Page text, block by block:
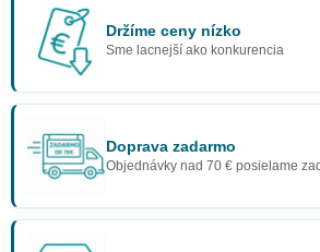
Držíme ceny nízko
Sme lacnejší ako konkurencia
Doprava zadarmo
Objednávky nad 70 € posielame